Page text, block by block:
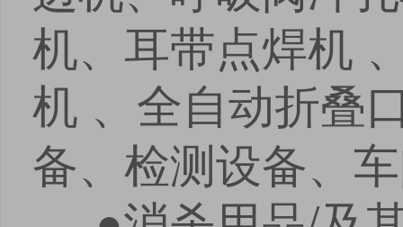
机、耳带点焊机
机 、全自动折叠
备、检测设备、